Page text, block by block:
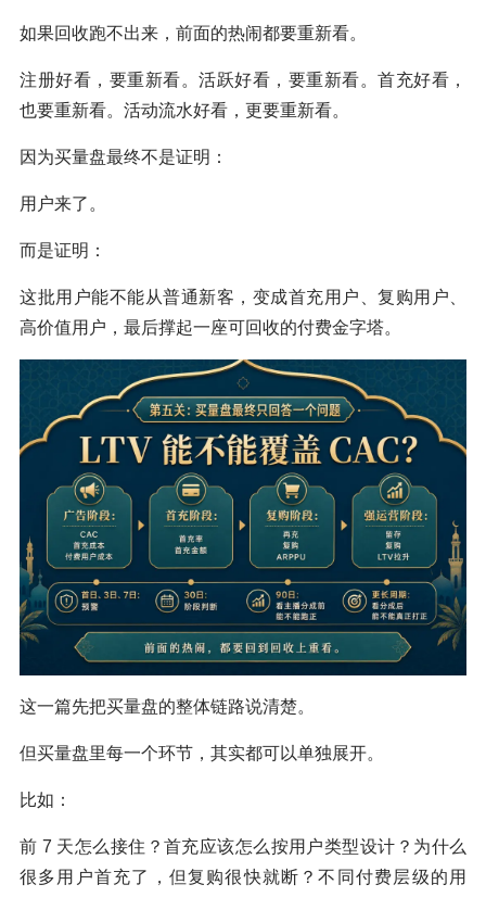
如果回收跑不出来，前面的热闹都要重新看。
注册好看，要重新看。活跃好看，要重新看。首充好看，
也要重新看。活动流水好看，更要重新看。
因为买量盘最终不是证明：
用户来了。
而是证明：
这批用户能不能从普通新客，变成首充用户、复购用户、
高价值用户，最后撑起一座可回收的付费金字塔。
这一篇先把买量盘的整体链路说清楚。
但买量盘里每一个环节，其实都可以单独展开。
比如：
前 7 天怎么接住？首充应该怎么按用户类型设计？为什么
很多用户首充了，但复购很快就断？不同付费层级的用